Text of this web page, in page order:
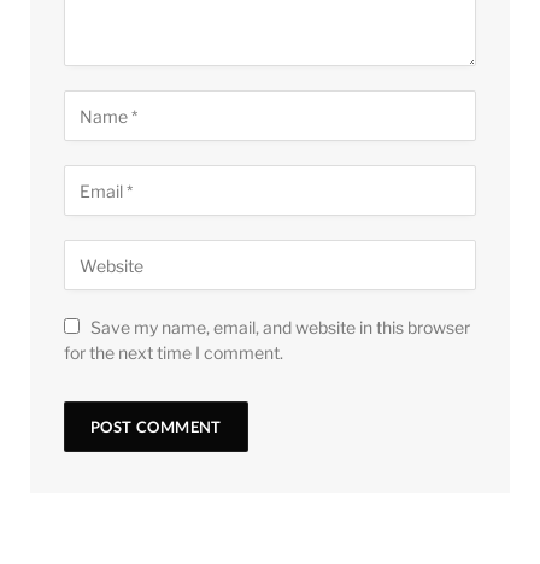
Save my name, email, and website in this browser
for the next time I comment.